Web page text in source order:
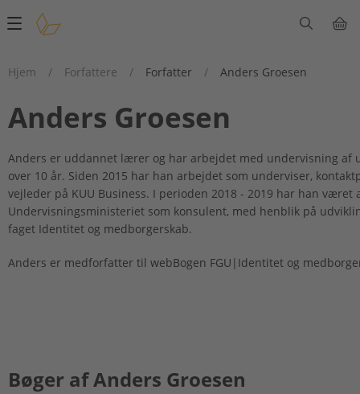
Main
Hjem
/ Forfattere / Forfatter / Anders Groesen
Anders Groesen
Anders er uddannet lærer og har arbejdet med undervisning af
over 10 år. Siden 2015 har han arbejdet som underviser,
vejleder på KUU Business. I perioden 2018 - 2019 har han været
Undervisningsministeriet som konsulent, med henblik på
faget Identitet og medborgerskab.
Anders er medforfatter til webBogen FGU|Identitet og
Bøger af Anders Groesen